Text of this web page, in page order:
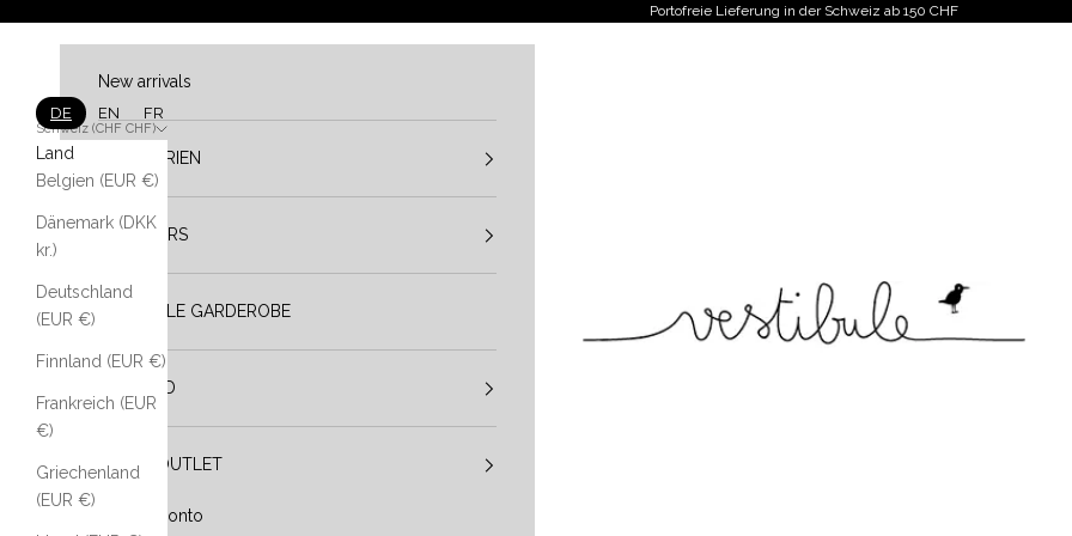
Portofreie Lieferung in der Schweiz ab 150 CHF
Schweiz (CHF CHF)
Land
Belgien (EUR €)
Dänemark (DKK
kr.)
Deutschland
(EUR €)
Finnland (EUR €)
Frankreich (EUR
€)
Griechenland
(EUR €)
New arrivals
KATEGORIEN
DESIGNERS
VESTIBULE GARDEROBE
IM TREND
SALE / OUTLET
Mein Konto
DE EN FR